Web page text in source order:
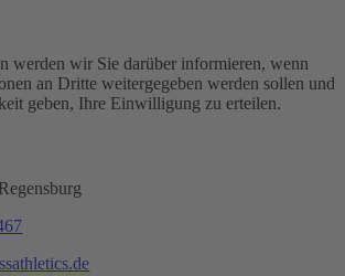
werden wir Sie darüber informieren, wenn
an Dritte weitergegeben werden sollen und
geben, Ihre Einwilligung zu erteilen.